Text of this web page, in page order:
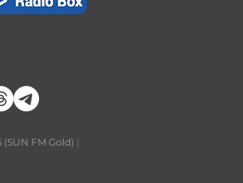
(SUN FM Gold) |